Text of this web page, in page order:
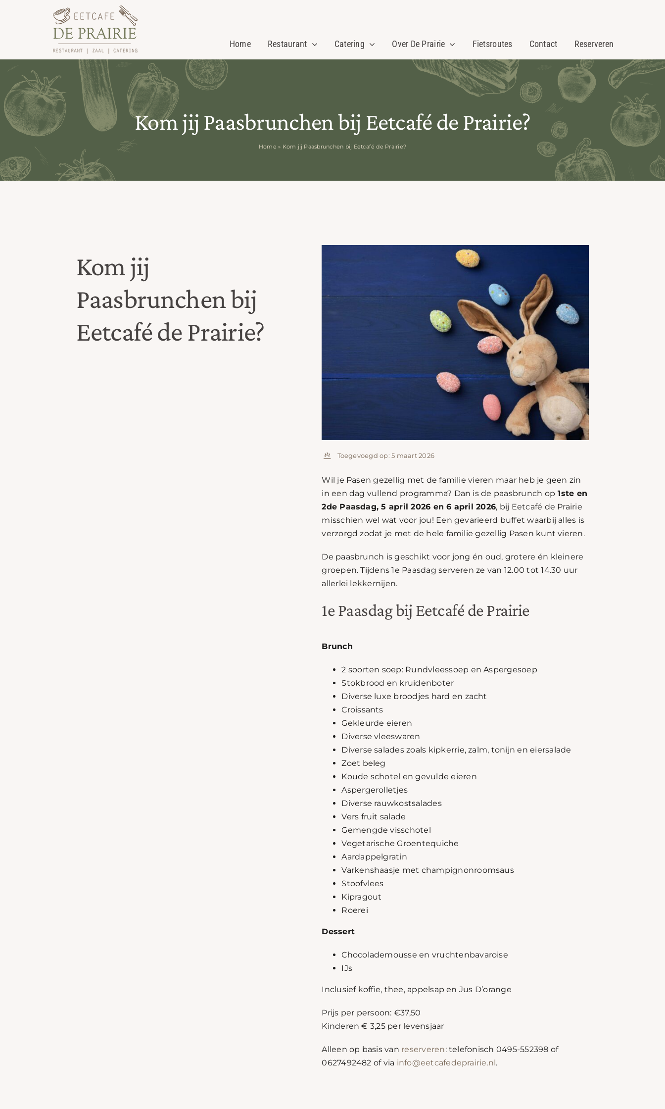
Home Restaurant Catering Over De Prairie Fietsroutes Contact Reserveren
Kom jij Paasbrunchen bij Eetcafé de Prairie?
Home » Kom jij Paasbrunchen bij Eetcafé de Prairie?
Kom jij
Paasbrunchen bij
Eetcafé de Prairie?
Toegevoegd op: 5 maart 2026
Wil je Pasen gezellig met de familie vieren maar heb je geen zin
in een dag vullend programma? Dan is de paasbrunch op 1ste en
2de Paasdag, 5 april 2026 en 6 april 2026, bij Eetcafé de Prairie
misschien wel wat voor jou! Een gevarieerd buffet waarbij alles is
verzorgd zodat je met de hele familie gezellig Pasen kunt vieren.
De paasbrunch is geschikt voor jong én oud, grotere én kleinere
groepen. Tijdens 1e Paasdag serveren ze van 12.00 tot 14.30 uur
allerlei lekkernijen.
1e Paasdag bij Eetcafé de Prairie
Brunch
2 soorten soep: Rundvleessoep en Aspergesoep
Stokbrood en kruidenboter
Diverse luxe broodjes hard en zacht
Croissants
Gekleurde eieren
Diverse vleeswaren
Diverse salades zoals kipkerrie, zalm, tonijn en eiersalade
Zoet beleg
Koude schotel en gevulde eieren
Aspergerolletjes
Diverse rauwkostsalades
Vers fruit salade
Gemengde visschotel
Vegetarische Groentequiche
Aardappelgratin
Varkenshaasje met champignonroomsaus
Stoofvlees
Kipragout
Roerei
Dessert
Chocolademousse en vruchtenbavaroise
IJs
Inclusief koffie, thee, appelsap en Jus D’orange
Prijs per persoon: €37,50
Kinderen € 3,25 per levensjaar
Alleen op basis van reserveren: telefonisch 0495-552398 of
0627492482 of via info@eetcafedeprairie.nl.